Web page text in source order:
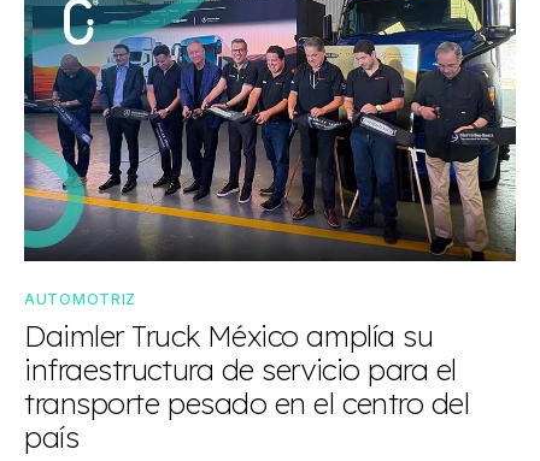
AUTOMOTRIZ
Daimler Truck México amplía su
infraestructura de servicio para el
transporte pesado en el centro del
país